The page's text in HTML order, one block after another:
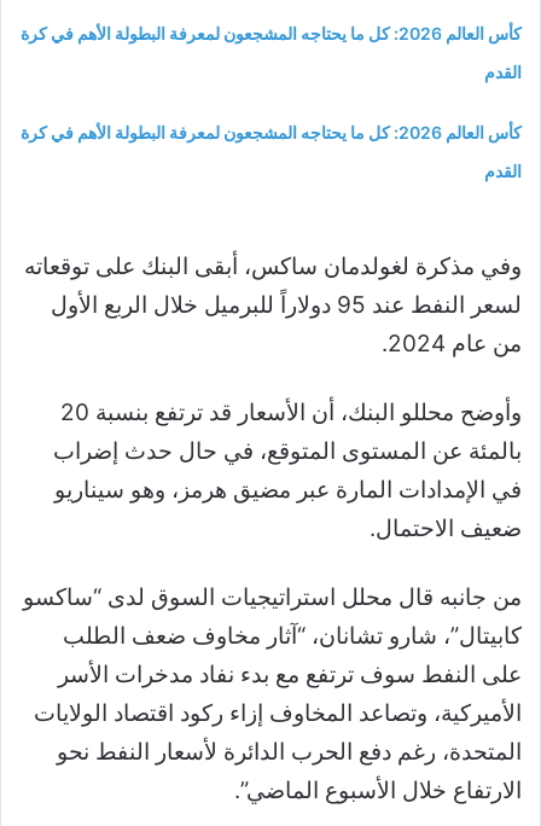
كأس العالم 2026: كل ما يحتاجه المشجعون لمعرفة البطولة الأهم في كرة
القدم
كأس العالم 2026: كل ما يحتاجه المشجعون لمعرفة البطولة الأهم في كرة
القدم
وفي مذكرة لغولدمان ساكس، أبقى البنك على توقعاته
لسعر النفط عند 95 دولاراً للبرميل خلال الربع الأول
من عام 2024.
وأوضح محللو البنك، أن الأسعار قد ترتفع بنسبة 20
بالمئة عن المستوى المتوقع، في حال حدث إضراب
في الإمدادات المارة عبر مضيق هرمز، وهو سيناريو
ضعيف الاحتمال.
من جانبه قال محلل استراتيجيات السوق لدى “ساكسو
كابيتال”، شارو تشانان، “آثار مخاوف ضعف الطلب
على النفط سوف ترتفع مع بدء نفاد مدخرات الأسر
الأميركية، وتصاعد المخاوف إزاء ركود اقتصاد الولايات
المتحدة، رغم دفع الحرب الدائرة لأسعار النفط نحو
الارتفاع خلال الأسبوع الماضي”.